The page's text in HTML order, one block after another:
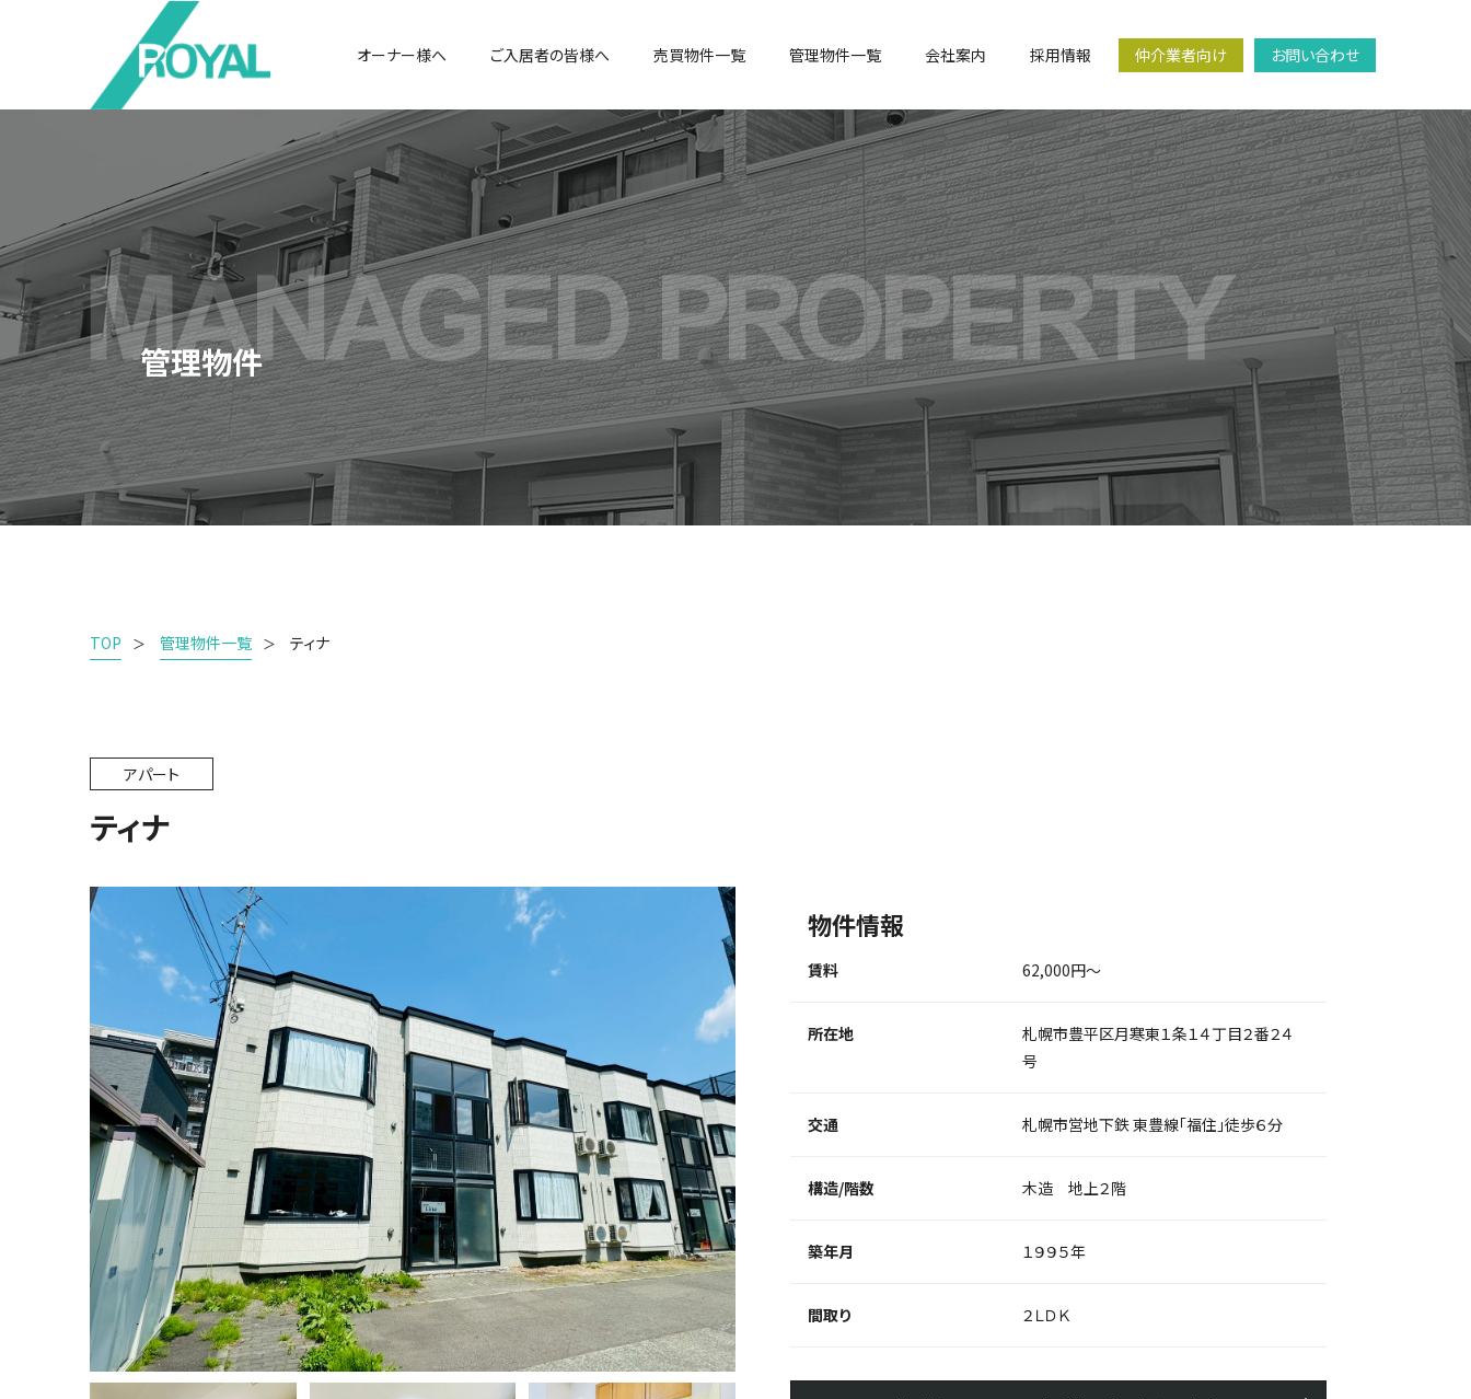
オーナー様へ ご入居者の皆様へ 売買物件一覧 管理物件一覧 会社案内 採用情報 仲介業者向け お問い合わせ
管理物件
TOP 管理物件一覧 ティナ
アパート
ティナ
物件情報
賃料 62,000円～
所在地
札幌市豊平区月寒東１条１４丁目２番２４
号
交通 札幌市営地下鉄 東豊線「福住」徒歩６分
構造/階数 木造 地上２階
築年月 １９９５年
間取り ２ＬＤＫ